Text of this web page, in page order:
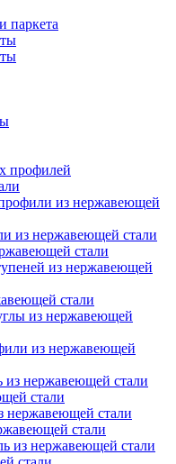
паркета
профилей
из нержавеющей
из нержавеющей стали
стали
из нержавеющей
стали
из нержавеющей
из нержавеющей
нержавеющей стали
стали
нержавеющей стали
стали
из нержавеющей стали